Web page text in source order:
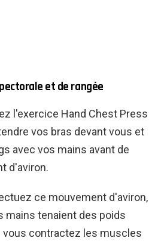
et de rangée
l'exercice Hand Chest Press
vos bras devant vous et
avec vos mains avant de
d'aviron.
ce mouvement d'aviron,
mains tenaient des poids
vous contractez les muscles